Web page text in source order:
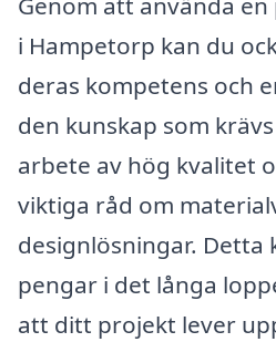
i Hampetorp kan du
deras kompetens och
den kunskap som
arbete av hög kvalitet
viktiga råd om
designlösningar. Detta
pengar i det långa
att ditt projekt lever